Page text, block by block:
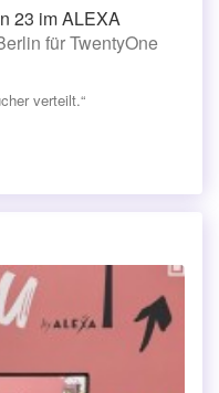
23 im ALEXA
für TwentyOne
verteilt.“